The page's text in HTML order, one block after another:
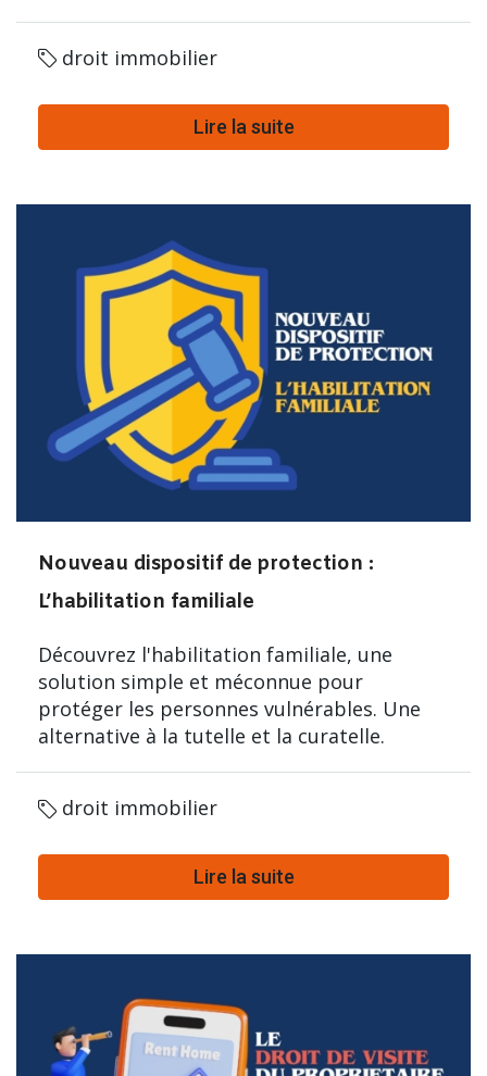
droit immobilier
Lire la suite
Nouveau dispositif de protection :
L’habilitation familiale
Découvrez l'habilitation familiale, une
solution simple et méconnue pour
protéger les personnes vulnérables. Une
alternative à la tutelle et la curatelle.
droit immobilier
Lire la suite